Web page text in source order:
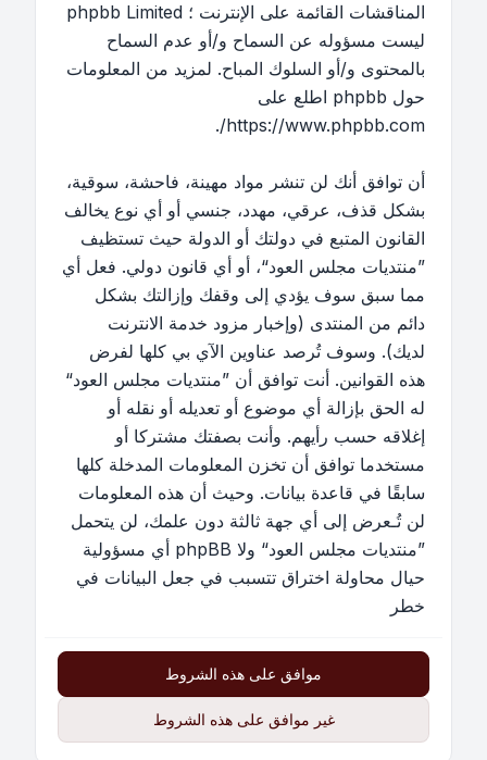
المناقشات القائمة على الإنترنت ؛ phpbb Limited
ليست مسؤوله عن السماح و/أو عدم السماح
بالمحتوى و/أو السلوك المباح. لمزيد من المعلومات
حول phpbb اطلع على
https://www.phpbb.com/
.
أن توافق أنك لن تنشر مواد مهينة، فاحشة، سوقية،
بشكل قذف، عرقي، مهدد، جنسي أو أي نوع يخالف
القانون المتبع في دولتك أو الدولة حيث تستظيف
”منتديات مجلس العود“، أو أي قانون دولي. فعل أي
مما سبق سوف يؤدي إلى وقفك وإزالتك بشكل
دائم من المنتدى (وإخبار مزود خدمة الانترنت
لديك). وسوف تُرصد عناوين الآي بي كلها لفرض
هذه القوانين. أنت توافق أن ”منتديات مجلس العود“
له الحق بإزالة أي موضوع أو تعديله أو نقله أو
إغلاقه حسب رأيهم. وأنت بصفتك مشتركا أو
مستخدما توافق أن تخزن المعلومات المدخلة كلها
سابقًا في قاعدة بيانات. وحيث أن هذه المعلومات
لن تُـعرض إلى أي جهة ثالثة دون علمك، لن يتحمل
”منتديات مجلس العود“ ولا phpBB أي مسؤولية
حيال محاولة اختراق تتسبب في جعل البيانات في
خطر
موافق على هذه الشروط
غير موافق على هذه الشروط